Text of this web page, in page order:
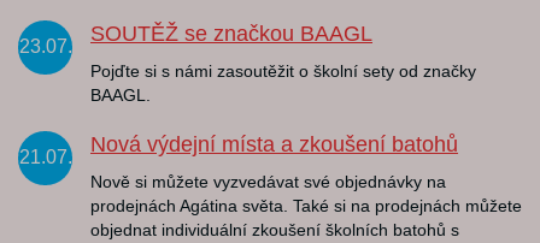
23.07.
SOUTĚŽ se značkou BAAGL
Pojďte si s námi zasoutěžit o školní sety od značky
BAAGL.
21.07.
Nová výdejní místa a zkoušení batohů
Nově si můžete vyzvedávat své objednávky na
prodejnách Agátina světa. Také si na prodejnách můžete
objednat individuální zkoušení školních batohů s